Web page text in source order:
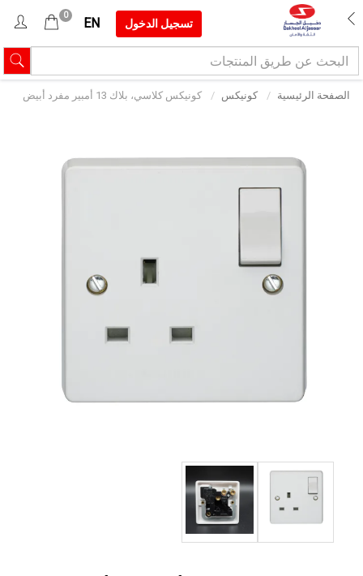
تسجيل الدخول EN
0
الصفحة الرئيسية كونيكس كونيكس كلاسي، بلاك 13 أمبير مفرد أبيض